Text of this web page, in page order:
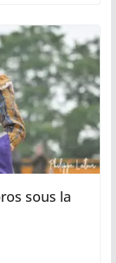
sous la